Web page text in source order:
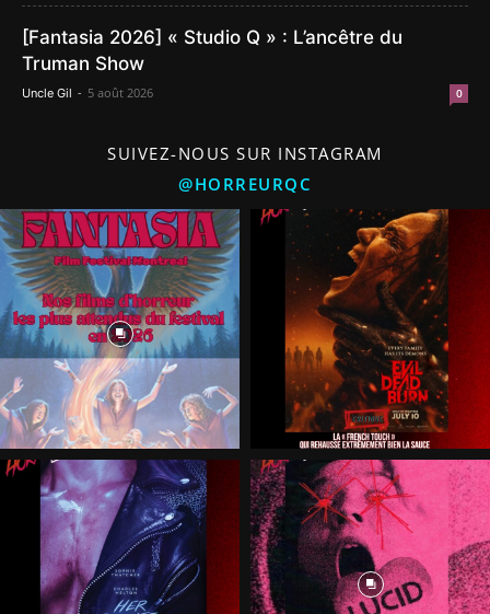
[Fantasia 2026] « Studio Q » : L’ancêtre du
Truman Show
Uncle Gil - 5 août 2026 0
SUIVEZ-NOUS SUR INSTAGRAM
@HORREURQC